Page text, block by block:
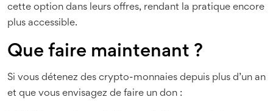
cette option dans leurs offres, rendant la pratique encore
plus accessible.
Que faire maintenant ?
Si vous détenez des crypto-monnaies depuis plus d’un an
et que vous envisagez de faire un don :